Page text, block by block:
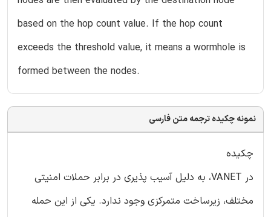
based on the hop count value. If the hop count
exceeds the threshold value, it means a wormhole is
formed between the nodes.
نمونه چکیده ترجمه متن فارسی
چکیده
در VANET، به دلیل آسیب پذیری در برابر حملات امنیتی
مختلف، زیرساخت متمرکزی وجود ندارد. یکی از این حمله